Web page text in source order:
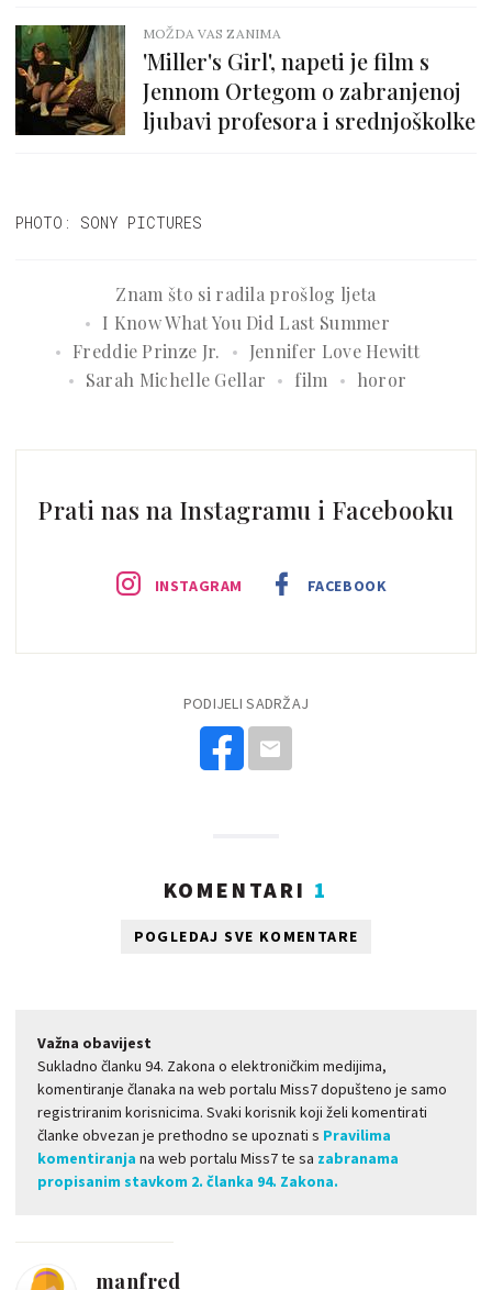
MOŽDA VAS ZANIMA
'Miller's Girl', napeti je film s
Jennom Ortegom o zabranjenoj
ljubavi profesora i srednjoškolke
PHOTO: SONY PICTURES
Znam što si radila prošlog ljeta
I Know What You Did Last Summer
Freddie Prinze Jr.
Jennifer Love Hewitt
Sarah Michelle Gellar
film horor
Prati nas na Instagramu i Facebooku
INSTAGRAM FACEBOOK
PODIJELI SADRŽAJ
KOMENTARI 1
POGLEDAJ SVE KOMENTARE
Važna obavijest
Sukladno članku 94. Zakona o elektroničkim medijima,
komentiranje članaka na web portalu Miss7 dopušteno je samo
registriranim korisnicima. Svaki korisnik koji želi komentirati
članke obvezan je prethodno se upoznati s Pravilima
komentiranja na web portalu Miss7 te sa zabranama
propisanim stavkom 2. članka 94. Zakona.
manfred